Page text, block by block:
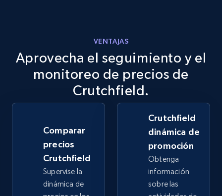
eBay
URL, Product id, Title, Seller name, Seller rating,
Seller reviews, Breadcrumbs, Root category, and
Comenzar ahora
eBay - Gather data on products using
specified keywords
VENTAJAS
Aprovecha el seguimiento y el
monitoreo de precios de
Crutchfield.
Comparar
precios
Crutchfield
Supervise la
dinámica de
Crutchfield
dinámica de
promoción
Obtenga
información
sobre las